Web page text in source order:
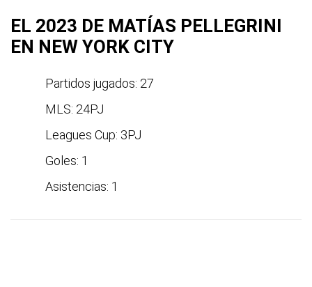
EL 2023 DE MATÍAS PELLEGRINI
EN NEW YORK CITY
Partidos jugados: 27
MLS: 24PJ
Leagues Cup: 3PJ
Goles: 1
Asistencias: 1